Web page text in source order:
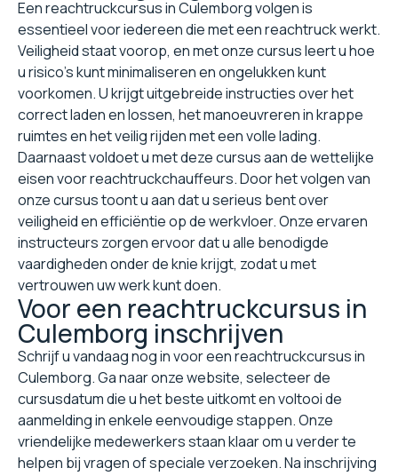
Een reachtruckcursus in Culemborg volgen is
essentieel voor iedereen die met een reachtruck werkt.
Veiligheid staat voorop, en met onze cursus leert u hoe
u risico's kunt minimaliseren en ongelukken kunt
voorkomen. U krijgt uitgebreide instructies over het
correct laden en lossen, het manoeuvreren in krappe
ruimtes en het veilig rijden met een volle lading.
Daarnaast voldoet u met deze cursus aan de wettelijke
eisen voor reachtruckchauffeurs. Door het volgen van
onze cursus toont u aan dat u serieus bent over
veiligheid en efficiëntie op de werkvloer. Onze ervaren
instructeurs zorgen ervoor dat u alle benodigde
vaardigheden onder de knie krijgt, zodat u met
vertrouwen uw werk kunt doen.
Voor een reachtruckcursus in
Culemborg inschrijven
Schrijf u vandaag nog in voor een reachtruckcursus in
Culemborg. Ga naar onze website, selecteer de
cursusdatum die u het beste uitkomt en voltooi de
aanmelding in enkele eenvoudige stappen. Onze
vriendelijke medewerkers staan klaar om u verder te
helpen bij vragen of speciale verzoeken. Na inschrijving